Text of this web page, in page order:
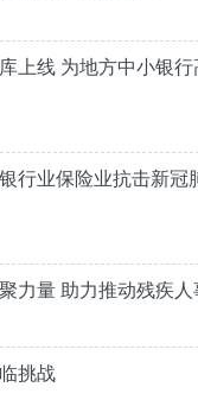
上线 为地方中小银
行业保险业抗击新冠
力量 助力推动残疾人
挑战